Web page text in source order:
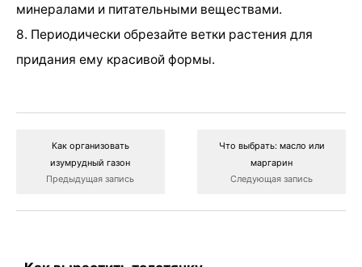
минералами и питательными веществами.
8. Периодически обрезайте ветки растения для
придания ему красивой формы.
Как организовать
изумрудный газон
Предыдущая запись
Что выбрать: масло или
маргарин
Следующая запись